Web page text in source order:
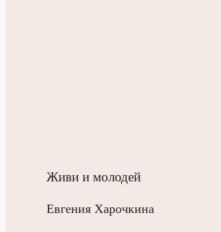
Живи и молодей
Евгения Харочкина